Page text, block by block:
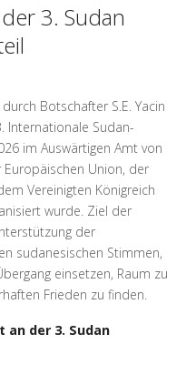
3. Sudan
Botschafter S.E. Yacin
Internationale Sudan-
im Auswärtigen Amt von
Union, der
Vereinigten Königreich
wurde. Ziel der
der
sudanesischen Stimmen,
einsetzen, Raum zu
Frieden zu finden.
der 3. Sudan